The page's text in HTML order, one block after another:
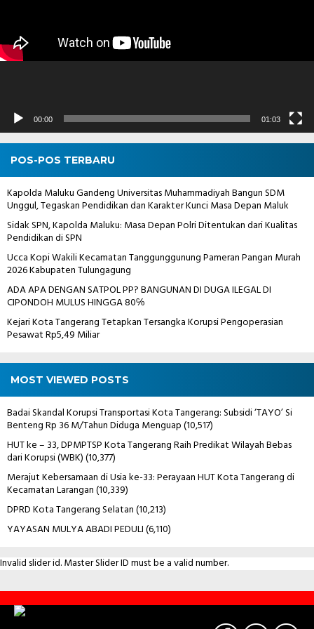
00:00 01:03
POS-POS TERBARU
Kapolda Maluku Gandeng Universitas Muhammadiyah Bangun SDM
Unggul, Tegaskan Pendidikan dan Karakter Kunci Masa Depan Maluk
Sidak SPN, Kapolda Maluku: Masa Depan Polri Ditentukan dari Kualitas
Pendidikan di SPN
Ucca Kopi Wakili Kecamatan Tanggunggunung Pameran Pangan Murah
2026 Kabupaten Tulungagung
ADA APA DENGAN SATPOL PP? BANGUNAN DI DUGA ILEGAL DI
CIPONDOH MULUS HINGGA 80℅
Kejari Kota Tangerang Tetapkan Tersangka Korupsi Pengoperasian
Pesawat Rp5,49 Miliar
MOST VIEWED POSTS
Badai Skandal Korupsi Transportasi Kota Tangerang: Subsidi ‘TAYO’ Si
Benteng Rp 36 M/Tahun Diduga Menguap(10,517)
HUT ke – 33, DPMPTSP Kota Tangerang Raih Predikat Wilayah Bebas
dari Korupsi (WBK)(10,377)
Merajut Kebersamaan di Usia ke-33: Perayaan HUT Kota Tangerang di
Kecamatan Larangan(10,339)
DPRD Kota Tangerang Selatan(10,213)
YAYASAN MULYA ABADI PEDULI(6,110)
Invalid slider id. Master Slider ID must be a valid number.
Contact
Us